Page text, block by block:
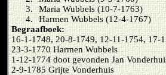
3.
Maria Wubbels (10-7-1763)
4.
Harmen Wubbels (12-4-1767)
Begraafboek:
16-1-1748, 20-8-1749, 12-11-1754, 17-
23-3-1770 Harmen Wubbels
1-12-1774 doot gevonden Jan
2-9-1785 Grijte Vonderhuis